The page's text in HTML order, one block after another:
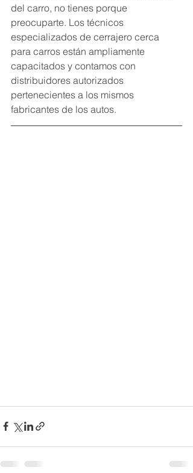
del carro, no tienes porque
preocuparte. Los técnicos
especializados de cerrajero cerca
para carros están ampliamente
capacitados y contamos con
distribuidores autorizados
pertenecientes a los mismos
fabricantes de los autos.